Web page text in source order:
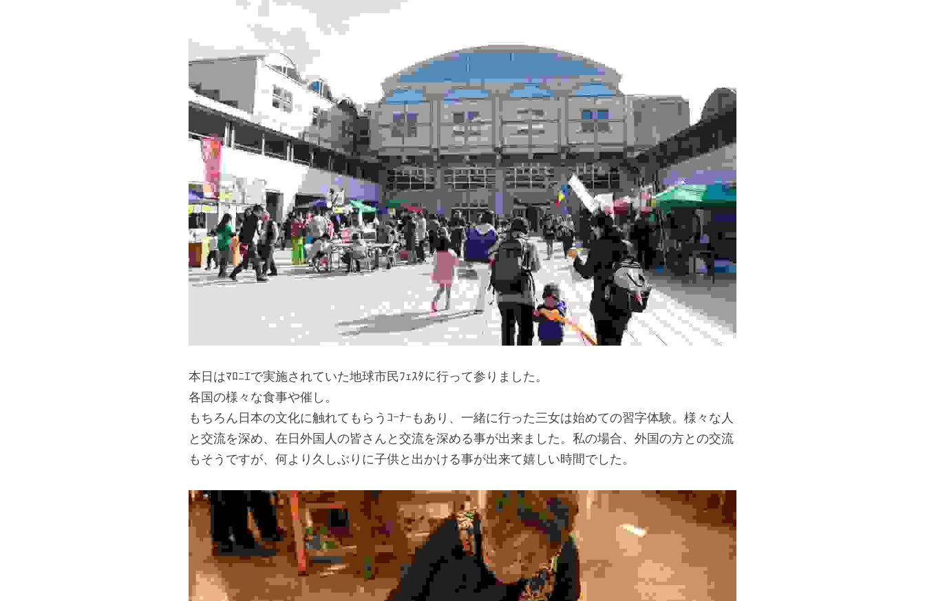
本日はﾏﾛﾆｴで実施されていた地球市民ﾌｪｽﾀに行って参りました。
各国の様々な食事や催し。
もちろん日本の文化に触れてもらうｺｰﾅｰもあり、一緒に行った三女は始めての習字体験。様々な人
と交流を深め、在日外国人の皆さんと交流を深める事が出来ました。私の場合、外国の方との交流
もそうですが、何より久しぶりに子供と出かける事が出来て嬉しい時間でした。